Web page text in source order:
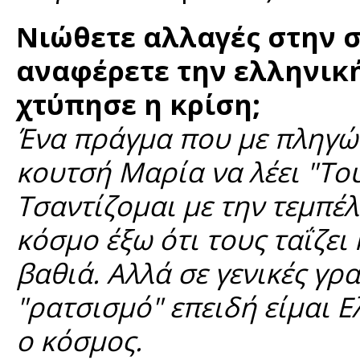
Νιώθετε αλλαγές στην
αναφέρετε την
χτύπησε η κρίση;
Ένα πράγμα που με
κουτσή Μαρία να λέει
Τσαντίζομαι με την
κόσμο έξω ότι τους
βαθιά. Αλλά σε γενικές
"ρατσισμό" επειδή είμαι
ο κόσμος.